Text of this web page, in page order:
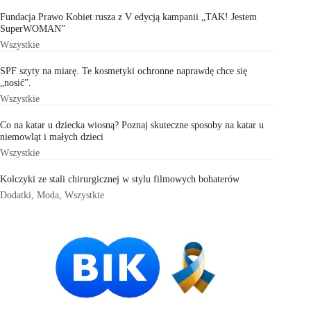
Fundacja Prawo Kobiet rusza z V edycją kampanii „TAK! Jestem
SuperWOMAN”
Wszystkie
SPF szyty na miarę. Te kosmetyki ochronne naprawdę chce się
„nosić”.
Wszystkie
Co na katar u dziecka wiosną? Poznaj skuteczne sposoby na katar u
niemowląt i małych dzieci
Wszystkie
Kolczyki ze stali chirurgicznej w stylu filmowych bohaterów
Dodatki Moda Wszystkie